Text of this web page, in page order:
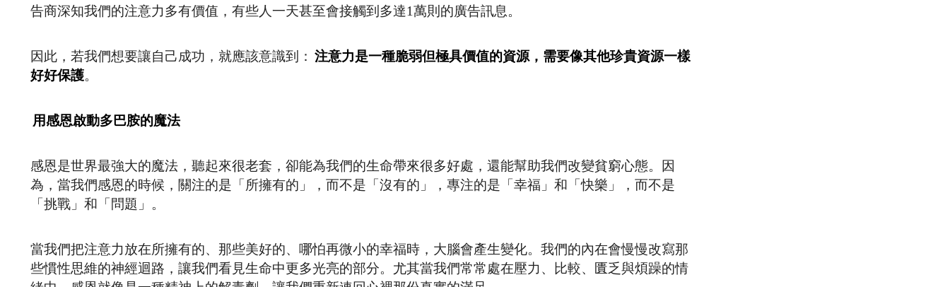
告商深知我們的注意力多有價值，有些人一天甚至會接觸到多達1萬則的廣告訊息。
因此，若我們想要讓自己成功，就應該意識到： 注意力是一種脆弱但極具價值的資源，需要像其他珍貴資源一樣
好好保護。
用感恩啟動多巴胺的魔法
感恩是世界最強大的魔法，聽起來很老套，卻能為我們的生命帶來很多好處，還能幫助我們改變貧窮心態。因
為，當我們感恩的時候，關注的是「所擁有的」，而不是「沒有的」，專注的是「幸福」和「快樂」，而不是
「挑戰」和「問題」。
當我們把注意力放在所擁有的、那些美好的、哪怕再微小的幸福時，大腦會產生變化。我們的內在會慢慢改寫那
些慣性思維的神經迴路，讓我們看見生命中更多光亮的部分。尤其當我們常常處在壓力、比較、匱乏與煩躁的情